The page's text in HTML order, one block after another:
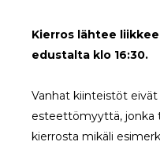
Kierros lähtee
edustalta klo 16:30.
Vanhat kiinteistöt
esteettömyyttä, jonka
kierrosta mikäli